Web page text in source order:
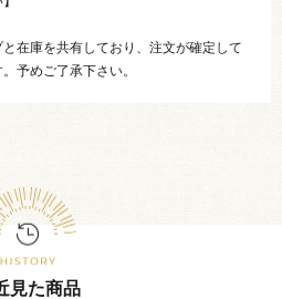
在庫を共有しており、注文が確定して
予めご了承下さい。
見た商品